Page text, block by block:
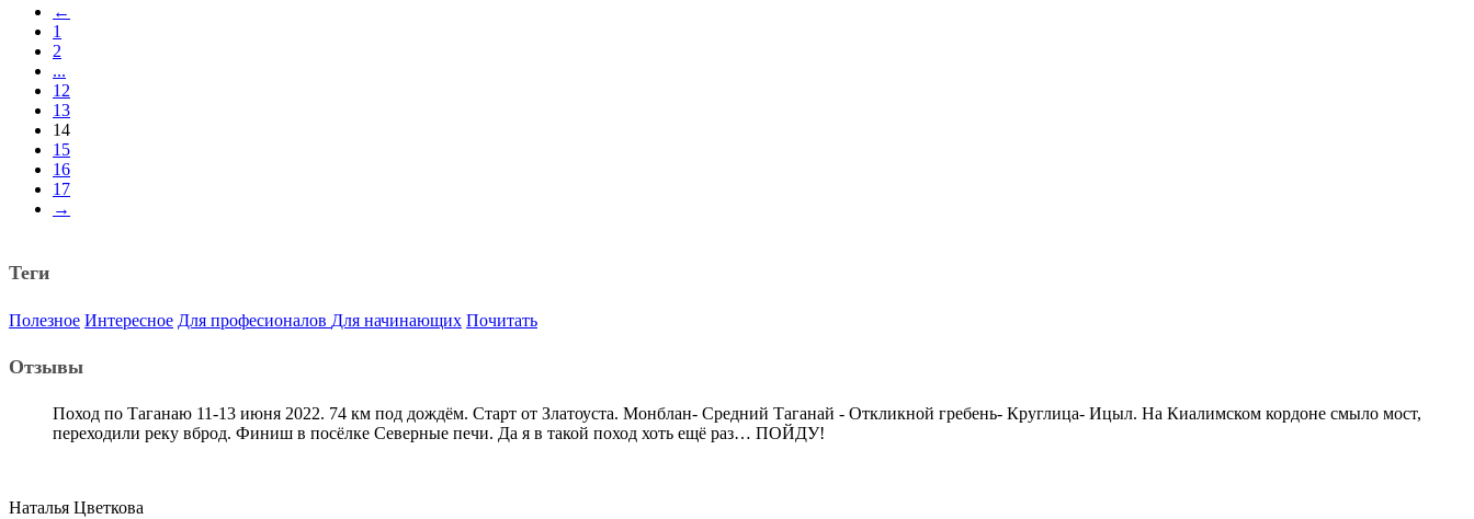
←
1
2
...
12
13
14
15
16
17
→
Теги
Полезное Интересное Для професионалов Для начинающих Почитать
Отзывы
Поход по Таганаю 11-13 июня 2022. 74 км под дождём. Старт от Златоуста. Монблан- Средний Таганай - Откликной гребень- Круглица- Ицыл. На Киалимском кордоне смыло мост,
переходили реку вброд. Финиш в посёлке Северные печи. Да я в такой поход хоть ещё раз… ПОЙДУ!
Наталья Цветкова